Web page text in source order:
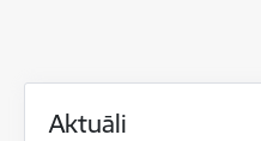
Aktuāli